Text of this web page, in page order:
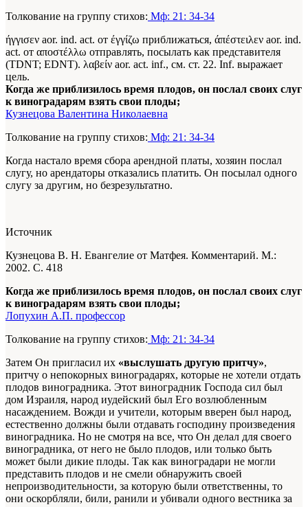
Толкование на группу стихов: Мф: 21: 34-34
ήγγισεν aor. ind. act. от έγγίζω приближаться, άπέστειλεν aor. ind.
act. от αποστέλλω отправлять, посылать как представителя
(TDNT; EDNT). λαβείν aor. act. inf., см. ст. 22. Inf. выражает
цель.
Когда же приблизилось время плодов, он послал своих слуг
к виноградарям взять свои плоды;
Кузнецова Валентина Николаевна
Толкование на группу стихов: Мф: 21: 34-34
Когда настало время сбора арендной платы, хозяин послал
слугу, но арендаторы отказались платить. Он посылал одного
слугу за другим, но безрезультатно.
Источник
Кузнецова В. Н. Евангелие от Матфея. Комментарий. М.:
2002. С. 418
Когда же приблизилось время плодов, он послал своих слуг
к виноградарям взять свои плоды;
Лопухин А.П. профессор
Толкование на группу стихов: Мф: 21: 34-34
Затем Он пригласил их «выслушать другую притчу»,
притчу о непокорных виноградарях, которые не хотели отдать
плодов виноградника. Этот виноградник Господа сил был
дом Израиля, народ иудейский был Его возлюбленным
насаждением. Вожди и учители, которым вверен был народ,
естественно должны были отдавать господину произведения
вино­градника. Но не смотря на все, что Он делал для своего
виноградника, от него не было плодов, или только быть
может были дикие плоды. Так как виноградари не могли
представить плодов и не смели обнаружить своей
непроизводительности, за которую были ответственны, то
они оскорбляли, били, ранили и убивали одного вестника за